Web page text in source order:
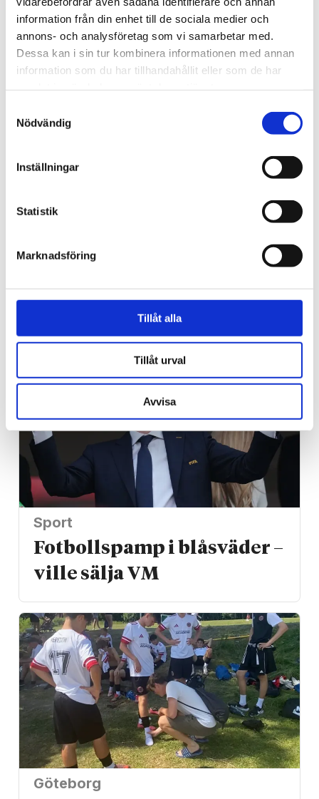
information från din enhet till de sociala medier och
annons- och analysföretag som vi samarbetar med.
Dessa kan i sin tur kombinera informationen med annan
information som du har tillhandahållit eller som de har
Nödvändig
Inställningar
Statistik
Marknadsföring
Tillåt alla
Tillåt urval
Avvisa
närmar sig – nu kräver
tusentals ändrad
lagstiftning
Inför söndag
När hjärtat säger ja till Gud
Sport
Fotbollspamp i blåsväder –
ville sälja VM
Göteborg